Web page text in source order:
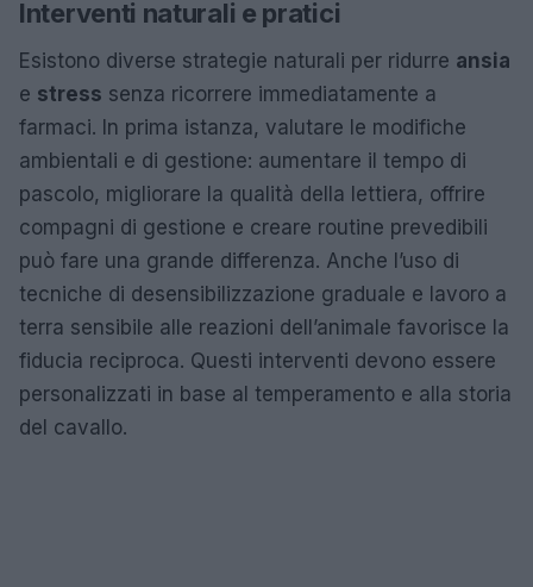
Interventi naturali e pratici
Esistono diverse strategie naturali per ridurre ansia
e stress senza ricorrere immediatamente a
farmaci. In prima istanza, valutare le modifiche
ambientali e di gestione: aumentare il tempo di
pascolo, migliorare la qualità della lettiera, offrire
compagni di gestione e creare routine prevedibili
può fare una grande differenza. Anche l’uso di
tecniche di desensibilizzazione graduale e lavoro a
terra sensibile alle reazioni dell’animale favorisce la
fiducia reciproca. Questi interventi devono essere
personalizzati in base al temperamento e alla storia
del cavallo.